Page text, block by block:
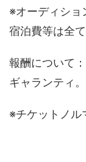
※オーディショ
宿泊費等は全
報酬について
ギャランティ
※チケットノル